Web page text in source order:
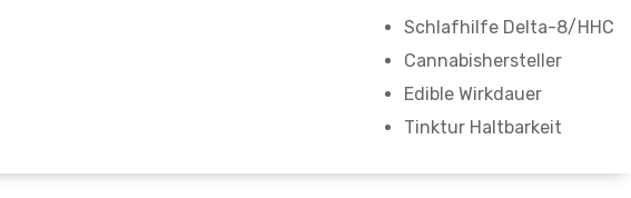
Schlafhilfe Delta-8/HHC
Cannabishersteller
Edible Wirkdauer
Tinktur Haltbarkeit